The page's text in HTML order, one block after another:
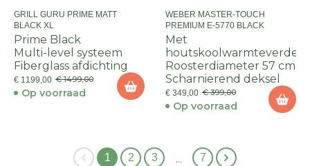
GRILL GURU PRIME MATT
BLACK XL
Prime Black
Multi-level systeem
Fiberglass afdichting
€ 1199,00 € 1499,00
Op voorraad
WEBER MASTER-TOUCH
PREMIUM E-5770 BLACK
Met
Roosterdiameter 57 cm
Scharnierend deksel
€ 349,00 € 399,00
Op voorraad
1 2 3 … 7